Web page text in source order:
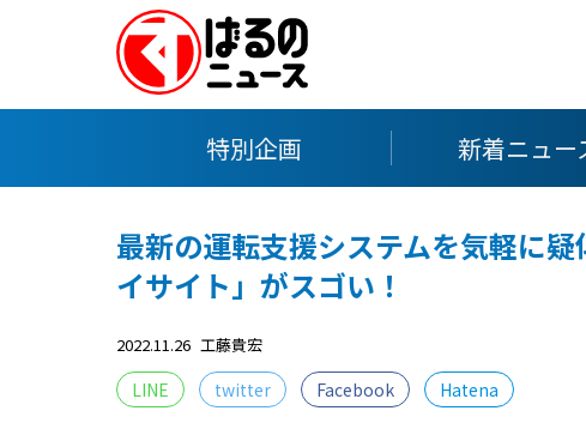
特別企画 新着ニュー
最新の運転支援システムを気軽に
イサイト」がスゴい！
2022.11.26 工藤貴宏
LINE twitter Facebook Hatena